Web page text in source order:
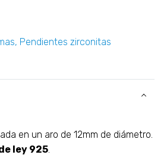
, Pendientes zirconitas
en un aro de 12mm de diámetro.
ley 925.